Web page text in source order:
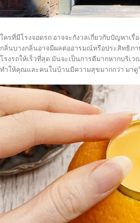
ใครที่มีโรงจอดรถ อาจจะกังวลเกี่ยวกับปัญหา
กลิ่นบางกลิ่นอาจมีผลต่ออารมณ์หรือประสิทธิภา
โรงรถให้เร็วที่สุด มันจะเป็นการดีมากหากบริ
ทำให้คุณและคนในบ้านมีความสุขมากกว่า มาดู